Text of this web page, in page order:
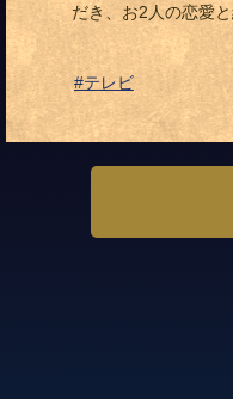
だき、お2人の恋愛
#テレビ